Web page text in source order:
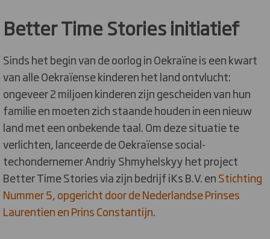
Better Time Stories initiatief
Sinds het begin van de oorlog in Oekraïne is een kwart
van alle Oekraïense kinderen het land ontvlucht:
ongeveer 2 miljoen kinderen zijn gescheiden van hun
familie en moeten zich staande houden in een nieuw
land met een onbekende taal. Om deze situatie te
verlichten, lanceerde de Oekraïense social-
techondernemer Andriy Shmyhelskyy het project
Better Time Stories via zijn bedrijf iKs B.V. enStichting
Nummer 5, opgericht door de Nederlandse Prinses
Laurentien en Prins Constantijn.